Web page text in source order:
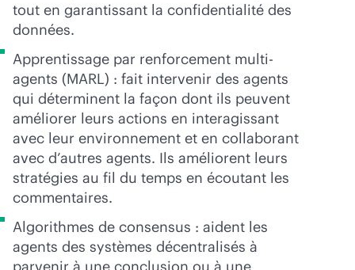
tout en garantissant la confidentialité des
données.
Apprentissage par renforcement multi-
agents (MARL) : fait intervenir des agents
qui déterminent la façon dont ils peuvent
améliorer leurs actions en interagissant
avec leur environnement et en collaborant
avec d’autres agents. Ils améliorent leurs
stratégies au fil du temps en écoutant les
commentaires.
Algorithmes de consensus : aident les
agents des systèmes décentralisés à